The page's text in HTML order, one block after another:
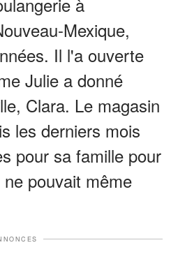
Mexique,
Il l'a ouverte
Julie a donné
Clara. Le magasin
les derniers mois
pour sa famille pour
pouvait même